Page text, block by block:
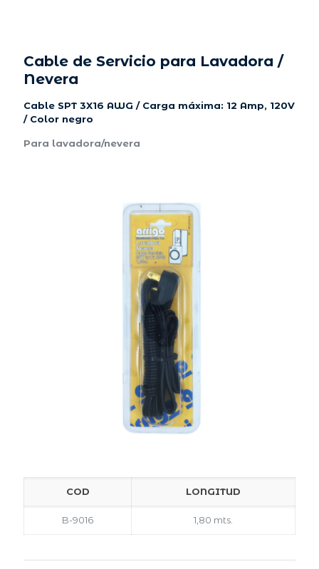
Cable de Servicio para Lavadora /
Nevera
Cable SPT 3X16 AWG / Carga máxima: 12 Amp, 120V
/ Color negro
Para lavadora/nevera
COD LONGITUD
B-9016 1,80 mts.